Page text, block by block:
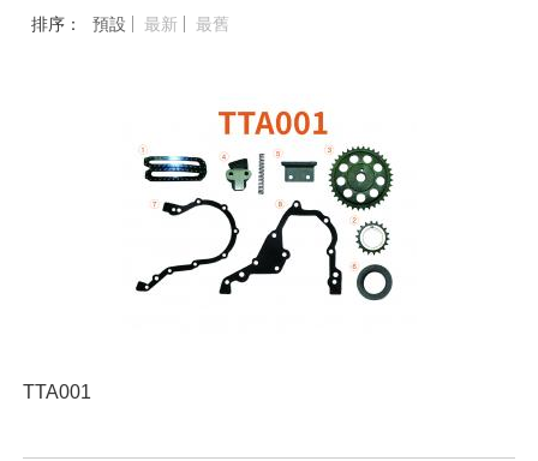
排序： 預設 最新 最舊
TTA001